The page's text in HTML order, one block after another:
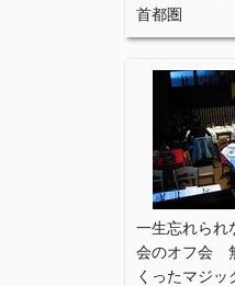
首都圏
一生忘れら
会のオフ会
くったマジ